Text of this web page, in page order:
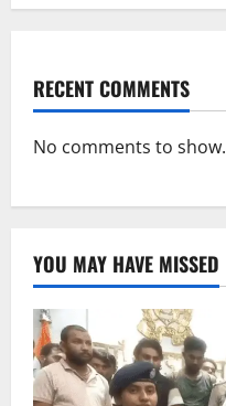
RECENT COMMENTS
No comments to show.
YOU MAY HAVE MISSED